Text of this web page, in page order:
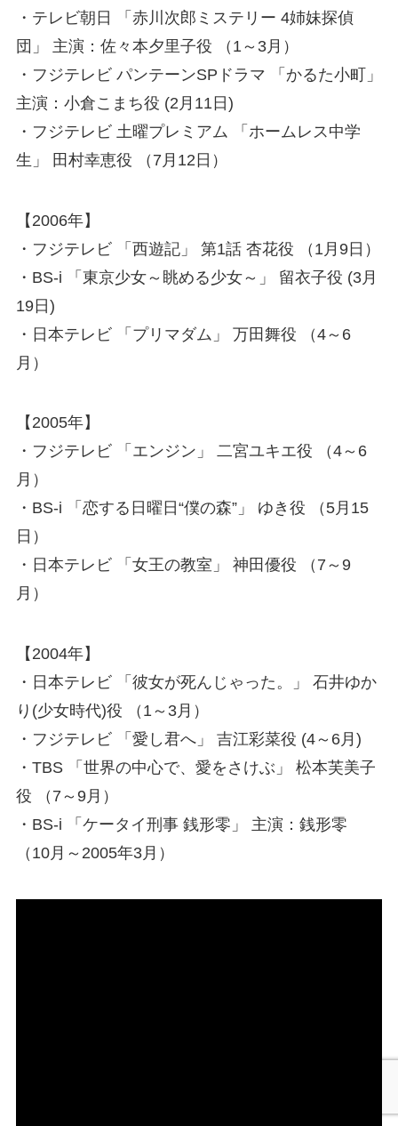
・テレビ朝日 「赤川次郎ミステリー 4姉妹探偵
団」 主演：佐々本夕里子役 （1～3月）
・フジテレビ パンテーンSPドラマ 「かるた小町」
主演：小倉こまち役 (2月11日)
・フジテレビ 土曜プレミアム 「ホームレス中学
生」 田村幸恵役 （7月12日）
【2006年】
・フジテレビ 「西遊記」 第1話 杏花役 （1月9日）
・BS-i 「東京少女～眺める少女～」 留衣子役 (3月
19日)
・日本テレビ 「プリマダム」 万田舞役 （4～6
月）
【2005年】
・フジテレビ 「エンジン」 二宮ユキエ役 （4～6
月）
・BS-i 「恋する日曜日“僕の森”」 ゆき役 （5月15
日）
・日本テレビ 「女王の教室」 神田優役 （7～9
月）
【2004年】
・日本テレビ 「彼女が死んじゃった。」 石井ゆか
り(少女時代)役 （1～3月）
・フジテレビ 「愛し君へ」 吉江彩菜役 (4～6月)
・TBS 「世界の中心で、愛をさけぶ」 松本芙美子
役 （7～9月）
・BS-i 「ケータイ刑事 銭形零」 主演：銭形零
（10月～2005年3月）